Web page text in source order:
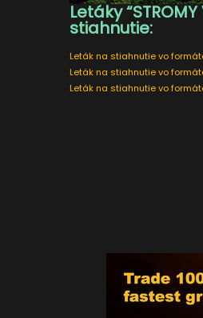
Letáky
stiahnutie:
Leták na stiahnutie vo
Leták na stiahnutie vo
Leták na stiahnutie vo